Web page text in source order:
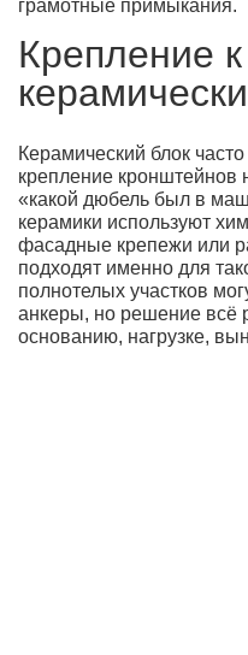
грамотные примыкания.
Крепление
Керамический блок
крепление кронштейнов
«какой дюбель был в
керамики используют
фасадные крепежи или
подходят именно для
полнотелых участков
анкеры, но решение всё
основанию, нагрузке,